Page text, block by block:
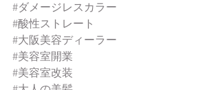
#ダメージレスカラー
#酸性ストレート
#大阪美容ディーラー
#美容室開業
#美容室改装